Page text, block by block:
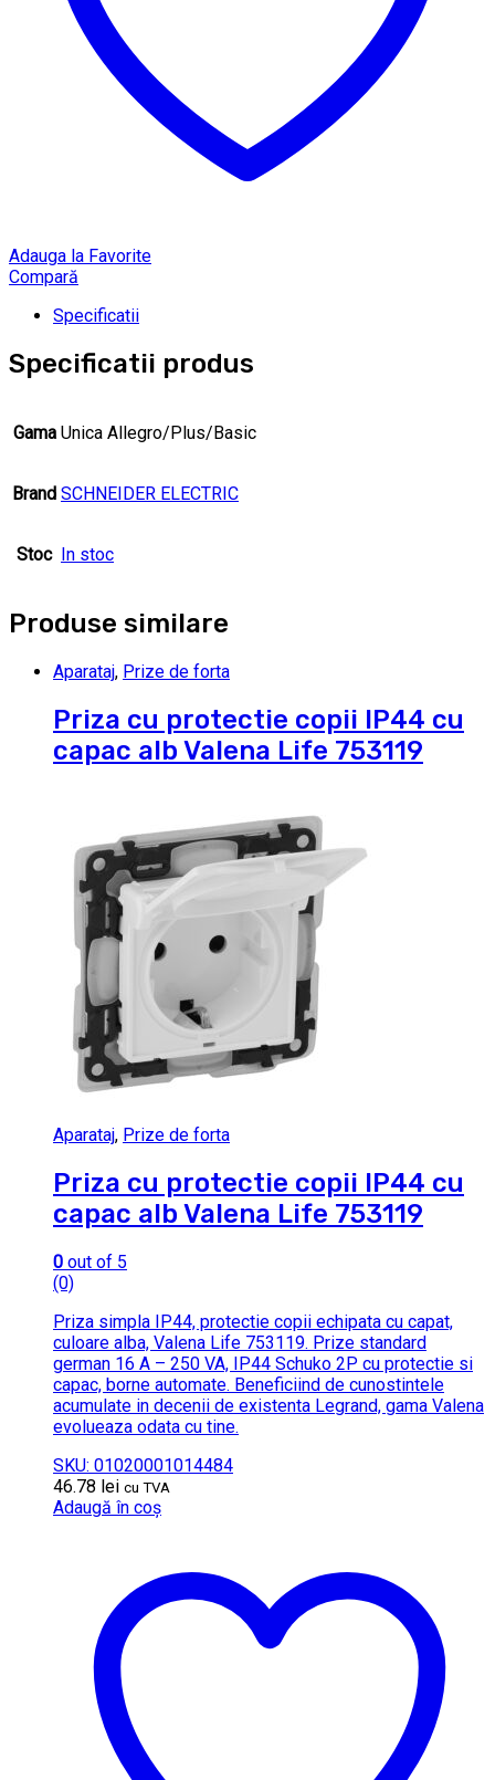
Adauga la Favorite
Compară
Specificatii
Specificatii produs
Gama Unica Allegro/Plus/Basic
Brand SCHNEIDER ELECTRIC
Stoc In stoc
Produse similare
Aparataj, Prize de forta
Priza cu protectie copii IP44 cu
capac alb Valena Life 753119
Aparataj, Prize de forta
Priza cu protectie copii IP44 cu
capac alb Valena Life 753119
0 out of 5
(0)
Priza simpla IP44, protectie copii echipata cu capat,
culoare alba, Valena Life 753119. Prize standard
german 16 A – 250 VA, IP44 Schuko 2P cu protectie si
capac, borne automate. Beneficiind de cunostintele
acumulate in decenii de existenta Legrand, gama Valena
evolueaza odata cu tine.
SKU: 01020001014484
46.78 lei cu TVA
Adaugă în coș